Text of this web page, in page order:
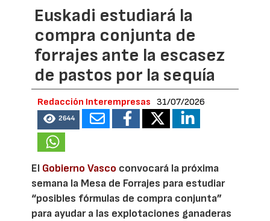
Euskadi estudiará la
compra conjunta de
forrajes ante la escasez
de pastos por la sequía
Redacción Interempresas 31/07/2026
2644
El Gobierno Vasco convocará la próxima
semana la Mesa de Forrajes para estudiar
“posibles fórmulas de compra conjunta”
para ayudar a las explotaciones ganaderas